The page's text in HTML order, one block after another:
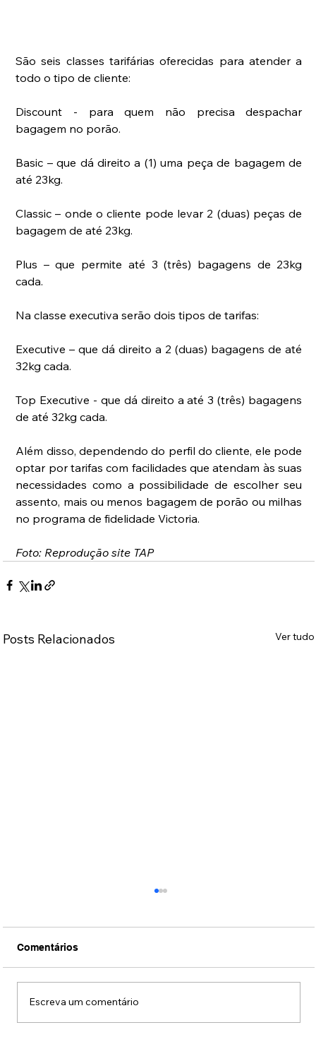
São seis classes tarifárias oferecidas para atender a
todo o tipo de cliente:
Discount - para quem não precisa despachar
bagagem no porão.
Basic – que dá direito a (1) uma peça de bagagem de
até 23kg.
Classic – onde o cliente pode levar 2 (duas) peças de
bagagem de até 23kg.
Plus – que permite até 3 (três) bagagens de 23kg
cada.
Na classe executiva serão dois tipos de tarifas:
Executive – que dá direito a 2 (duas) bagagens de até
32kg cada.
Top Executive - que dá direito a até 3 (três) bagagens
de até 32kg cada.
Além disso, dependendo do perfil do cliente, ele pode
optar por tarifas com facilidades que atendam às suas
necessidades como a possibilidade de escolher seu
assento, mais ou menos bagagem de porão ou milhas
no programa de fidelidade Victoria.
Foto: Reprodução site TAP
Posts Relacionados Ver tudo
Comentários
Escreva um comentário